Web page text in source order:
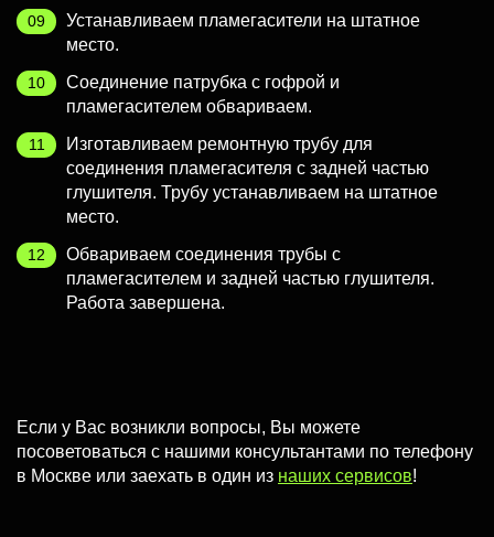
Устанавливаем пламегасители на штатное
место.
Соединение патрубка с гофрой и
пламегасителем обвариваем.
Изготавливаем ремонтную трубу для
соединения пламегасителя с задней частью
глушителя. Трубу устанавливаем на штатное
место.
Обвариваем соединения трубы с
пламегасителем и задней частью глушителя.
Работа завершена.
Если у Вас возникли вопросы, Вы можете
посоветоваться с нашими консультантами по телефону
в Москве или заехать в один из наших сервисов!